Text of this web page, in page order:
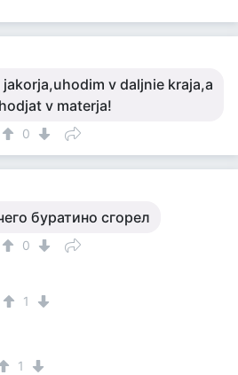
v daljnie kraja,a
v materja!
0
буратино сгорел
0
1
1